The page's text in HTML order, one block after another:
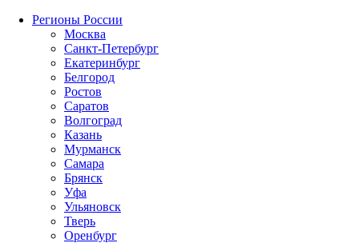
Регионы России
Москва
Санкт-Петербург
Екатеринбург
Белгород
Ростов
Саратов
Волгоград
Казань
Мурманск
Самара
Брянск
Уфа
Ульяновск
Тверь
Оренбург